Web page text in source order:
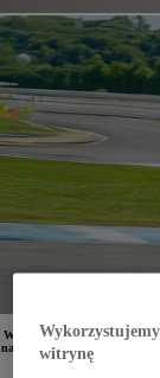
W salonach Toyoty dostępne
napędem na cztery koła GR
Fabrycznie nowe
witrynę